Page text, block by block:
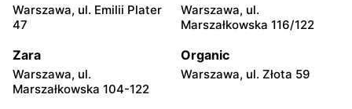
Top Market
Wysockiego 6
Top Market
Top Market Top Market
Warszawa, ul. Emilii Plater
47
Warszawa, ul.
Marszałkowska 116/122
Zara
Warszawa, ul.
Marszałkowska 104-122
Organic
Warszawa, ul. Złota 59